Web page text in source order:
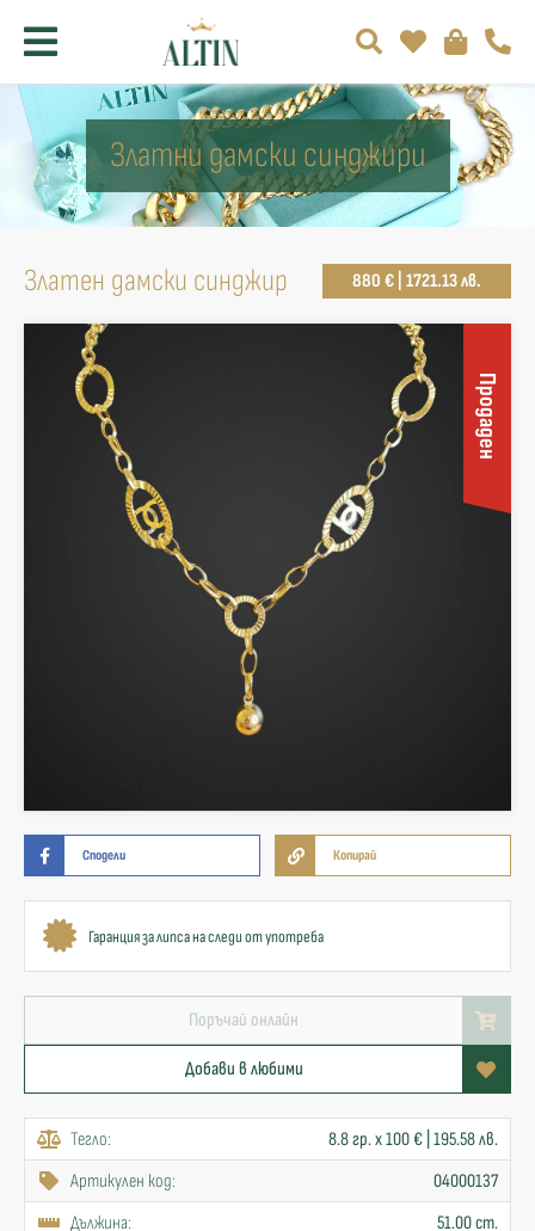
Златни дамски синджири
Златен дамски синджир 880 € | 1721.13 лв.
Продаден
Сподели Копирай
Гаранция за липса на следи от употреба
Поръчай онлайн
Добави в любими
Тегло:
8.8 гр. x 100 € | 195.58 лв.
Артикулен код:
04000137
Дължина:
51.00 cm.